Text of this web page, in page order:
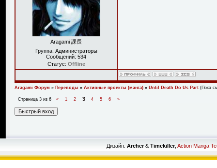
Aragami 課長
Группа: Администраторы
Сообщений:534
Статус: Offline
Aragami Форум » Переводы » Активные проекты (манга) » Until Death Do Us Part (Пока
Страница 3 из 6 « 1 2 3 4 5 6 »
Дизайн:Archer&Timekiller,Action Manga